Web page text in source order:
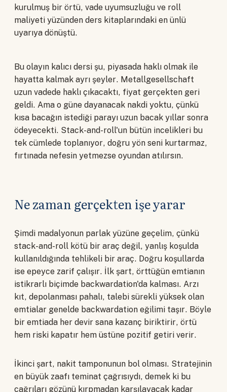
kurulmuş bir örtü, vade uyumsuzluğu ve roll
maliyeti yüzünden ders kitaplarındaki en ünlü
uyarıya dönüştü.
Bu olayın kalıcı dersi şu, piyasada haklı olmak ile
hayatta kalmak ayrı şeyler. Metallgesellschaft
uzun vadede haklı çıkacaktı, fiyat gerçekten geri
geldi. Ama o güne dayanacak nakdi yoktu, çünkü
kısa bacağın istediği parayı uzun bacak yıllar sonra
ödeyecekti. Stack-and-roll'un bütün incelikleri bu
tek cümlede toplanıyor, doğru yön seni kurtarmaz,
fırtınada nefesin yetmezse oyundan atılırsın.
Ne zaman gerçekten işe yarar
Şimdi madalyonun parlak yüzüne geçelim, çünkü
stack-and-roll kötü bir araç değil, yanlış koşulda
kullanıldığında tehlikeli bir araç. Doğru koşullarda
ise epeyce zarif çalışır. İlk şart, örttüğün emtianın
istikrarlı biçimde backwardation'da kalması. Arzı
kıt, depolanması pahalı, talebi sürekli yüksek olan
emtialar genelde backwardation eğilimi taşır. Böyle
bir emtiada her devir sana kazanç biriktirir, örtü
hem riski kapatır hem üstüne pozitif getiri verir.
İkinci şart, nakit tamponunun bol olması. Stratejinin
en büyük zaafı teminat çağrısıydı, demek ki bu
çağrıları gözünü kırpmadan karşılayacak kadar